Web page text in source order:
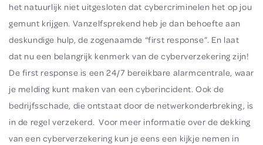
het natuurlijk niet uitgesloten dat cybercriminelen het op jou
gemunt krijgen. Vanzelfsprekend heb je dan behoefte aan
deskundige hulp, de zogenaamde “first response”. En laat
dat nu een belangrijk kenmerk van de cyberverzekering zijn!
De first response is een 24/7 bereikbare alarmcentrale, waar
je melding kunt maken van een cyberincident. Ook de
bedrijfsschade, die ontstaat door de netwerkonderbreking, is
in de regel verzekerd. Voor meer informatie over de dekking
van een cyberverzekering kun je eens een kijkje nemen in